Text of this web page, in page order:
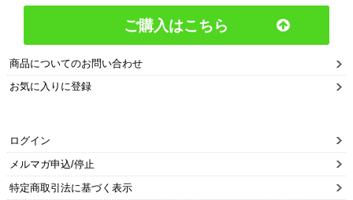
ご購入はこちら
商品についてのお問い合わせ
お気に入りに登録
ログイン
メルマガ申込/停止
特定商取引法に基づく表示